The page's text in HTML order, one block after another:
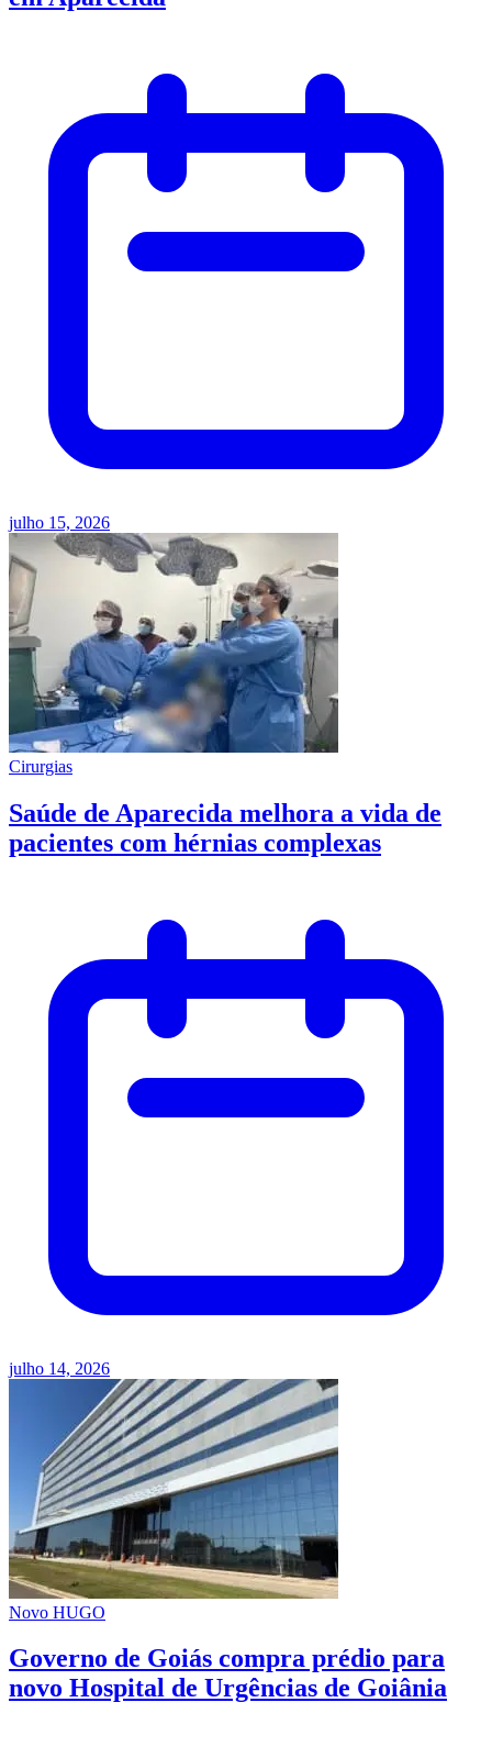
julho 15, 2026
Cirurgias
Saúde de Aparecida melhora a vida de
pacientes com hérnias complexas
julho 14, 2026
Novo HUGO
Governo de Goiás compra prédio para
novo Hospital de Urgências de Goiânia